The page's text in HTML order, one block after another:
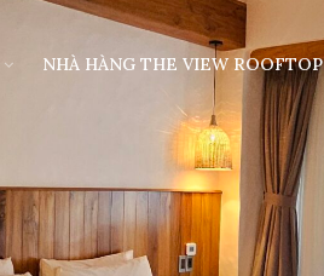
NHÀ HÀNG THE VIEW ROOFTOP